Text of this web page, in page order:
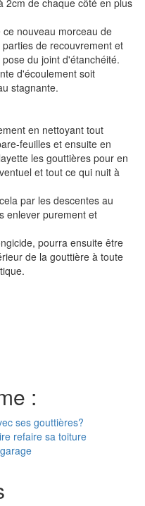
2cm de chaque côté en plus
nouveau morceau de
de recouvrement et
du joint d'étanchéité.
d'écoulement soit
stagnante.
en nettoyant tout
feuilles et ensuite en
les gouttières pour en
et tout ce qui nuit à
par les descentes au
enlever purement et
pourra ensuite être
de la gouttière à toute
:
ses gouttières?
refaire sa toiture